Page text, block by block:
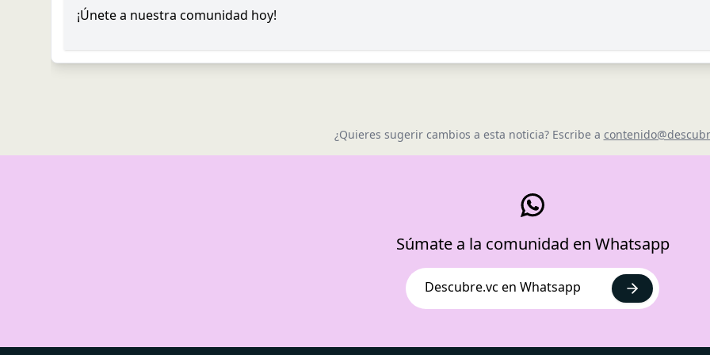
¡Únete a nuestra comunidad hoy!
¿Quieres sugerir cambios a esta noticia? Escribe a
Súmate a la comunidad en Whatsapp
Descubre.vc en Whatsapp